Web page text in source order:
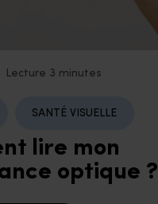
Lecture 3 minutes
SANTÉ VISUELLE
lire mon
optique ?